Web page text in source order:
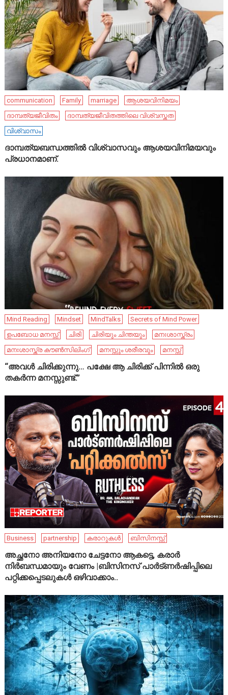
communication Family marriage
ആശയവിനിമയം
ദാമ്പത്യജീവിതം
ദാമ്പത്യജീവിതത്തിലെ വിശ്വസ്തത
വിശ്വാസം
ദാമ്പത്യബന്ധത്തിൽ വിശ്വാസവും ആശയവിനിമയവും
പ്രധാനമാണ്.
Mind Reading Mindset MindTalks
Secrets of Mind Power
ഉപബോധ മനസ്സ്
ചിരി ചിരിയും ചിന്തയും
മനഃശാസ്ത്രം
മനഃശാസ്ത്ര കൗൺസിലിംഗ്
മനസ്സും ശരീരവും മനസ്സ്
“അവൾ ചിരിക്കുന്നു… പക്ഷേ ആ ചിരിക്ക് പിന്നിൽ ഒരു
തകർന്ന മനസ്സുണ്ട്.”
Business partnership കരാറുകൾ ബിസിനസ്സ്
അച്ഛനോ അനിയനോ ചേട്ടനോ ആകട്ടെ, കരാർ
നിർബന്ധമായും വേണം |ബിസിനസ് പാർട്ണർഷിപ്പിലെ
പറ്റിക്കപ്പെടലുകൾ ഒഴിവാക്കാം..